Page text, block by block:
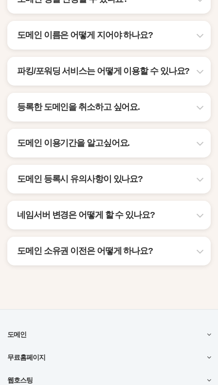
도메인 이름은 어떻게 지어야 하나요?
파킹/포워딩 서비스는 어떻게 이용할 수 있나요?
등록한 도메인을 취소하고 싶어요.
도메인 이용기간을 알고싶어요.
도메인 등록시 유의사항이 있나요?
네임서버 변경은 어떻게 할 수 있나요?
도메인 소유권 이전은 어떻게 하나요?
도메인
무료홈페이지
웹호스팅